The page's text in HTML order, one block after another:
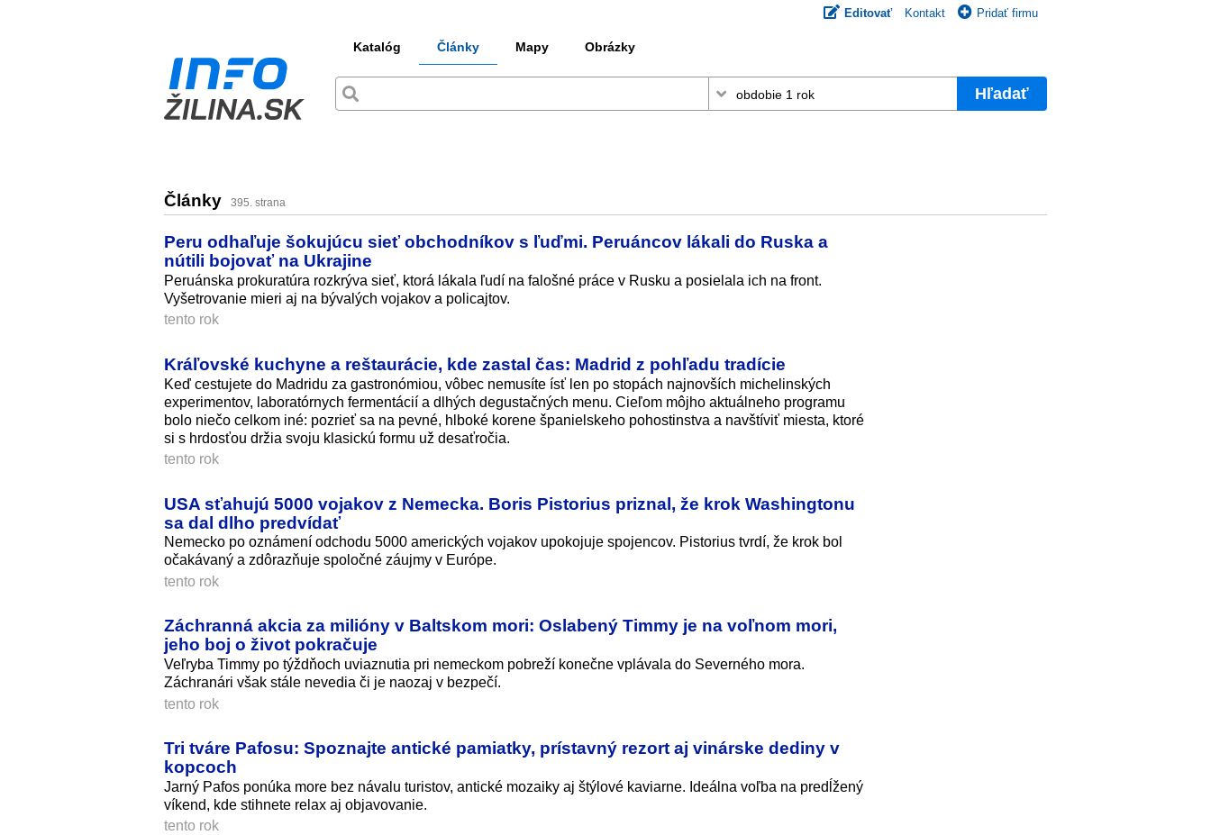
Editovať Kontakt Pridať firmu
Katalóg Články Mapy Obrázky
Hľadať
Články 395. strana
Peru odhaľuje šokujúcu sieť obchodníkov s ľuďmi. Peruáncov lákali do Ruska a
nútili bojovať na Ukrajine
Peruánska prokuratúra rozkrýva sieť, ktorá lákala ľudí na falošné práce v Rusku a posielala ich na front.
Vyšetrovanie mieri aj na bývalých vojakov a policajtov.
tento rok
Kráľovské kuchyne a reštaurácie, kde zastal čas: Madrid z pohľadu tradície
Keď cestujete do Madridu za gastronómiou, vôbec nemusíte ísť len po stopách najnovších michelinských
experimentov, laboratórnych fermentácií a dlhých degustačných menu. Cieľom môjho aktuálneho programu
bolo niečo celkom iné: pozrieť sa na pevné, hlboké korene španielskeho pohostinstva a navštíviť miesta, ktoré
si s hrdosťou držia svoju klasickú formu už desaťročia.
tento rok
USA sťahujú 5000 vojakov z Nemecka. Boris Pistorius priznal, že krok Washingtonu
sa dal dlho predvídať
Nemecko po oznámení odchodu 5000 amerických vojakov upokojuje spojencov. Pistorius tvrdí, že krok bol
očakávaný a zdôrazňuje spoločné záujmy v Európe.
tento rok
Záchranná akcia za milióny v Baltskom mori: Oslabený Timmy je na voľnom mori,
jeho boj o život pokračuje
Veľryba Timmy po týždňoch uviaznutia pri nemeckom pobreží konečne vplávala do Severného mora.
Záchranári však stále nevedia či je naozaj v bezpečí.
tento rok
Tri tváre Pafosu: Spoznajte antické pamiatky, prístavný rezort aj vinárske dediny v
kopcoch
Jarný Pafos ponúka more bez návalu turistov, antické mozaiky aj štýlové kaviarne. Ideálna voľba na predĺžený
víkend, kde stihnete relax aj objavovanie.
tento rok